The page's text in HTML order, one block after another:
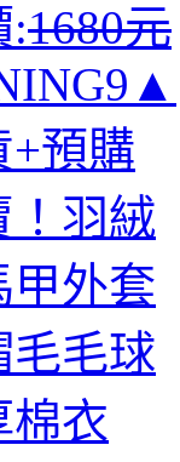
:1680元
+預購
！羽絨
甲外套
毛毛球
棉衣